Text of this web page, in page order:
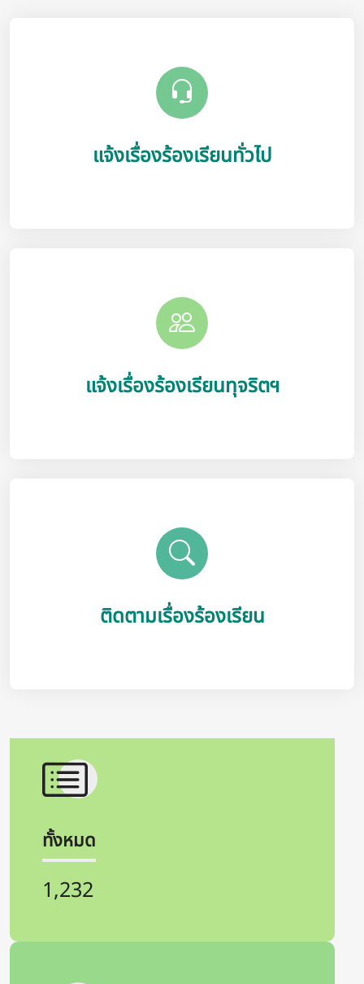
แจ้งเรื่องร้องเรียนทั่วไป
แจ้งเรื่องร้องเรียนทุจริตฯ
ติดตามเรื่องร้องเรียน
ทั้งหมด
1,232